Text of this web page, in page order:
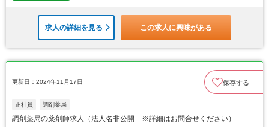
求人の詳細を見る この求人に興味がある
更新日：2024年11月17日 保存する
正社員 調剤薬局
調剤薬局の薬剤師求人（法人名非公開 ※詳細はお問合せください）